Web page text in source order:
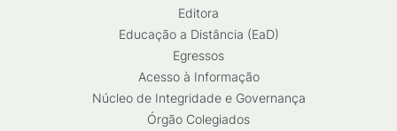
Editora
Educação a Distância (EaD)
Egressos
Acesso à Informação
Núcleo de Integridade e Governança
Órgão Colegiados